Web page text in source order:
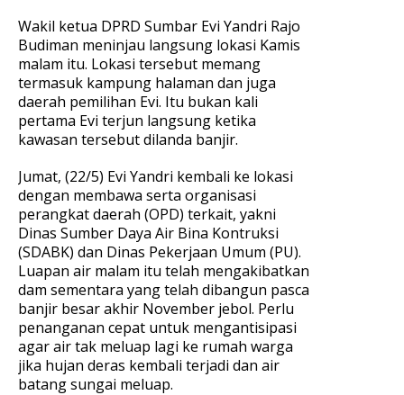
Wakil ketua DPRD Sumbar Evi Yandri Rajo
Budiman meninjau langsung lokasi Kamis
malam itu. Lokasi tersebut memang
termasuk kampung halaman dan juga
daerah pemilihan Evi. Itu bukan kali
pertama Evi terjun langsung ketika
kawasan tersebut dilanda banjir.
Jumat, (22/5) Evi Yandri kembali ke lokasi
dengan membawa serta organisasi
perangkat daerah (OPD) terkait, yakni
Dinas Sumber Daya Air Bina Kontruksi
(SDABK) dan Dinas Pekerjaan Umum (PU).
Luapan air malam itu telah mengakibatkan
dam sementara yang telah dibangun pasca
banjir besar akhir November jebol. Perlu
penanganan cepat untuk mengantisipasi
agar air tak meluap lagi ke rumah warga
jika hujan deras kembali terjadi dan air
batang sungai meluap.